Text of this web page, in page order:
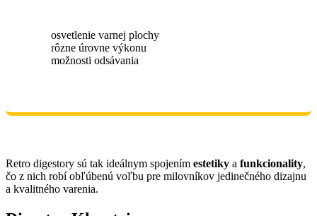
osvetlenie varnej plochy
rôzne úrovne výkonu
možnosti odsávania
Retro digestory sú tak ideálnym spojením estetiky a funkcionality,
čo z nich robí obľúbenú voľbu pre milovníkov jedinečného dizajnu
a kvalitného varenia.